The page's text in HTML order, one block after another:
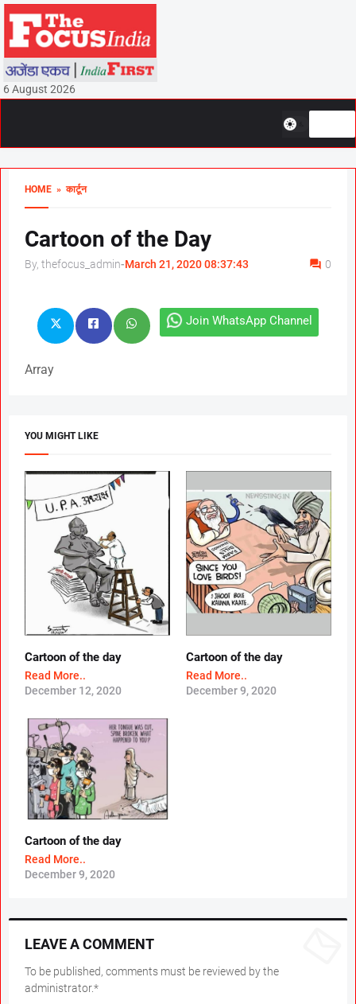
6 August 2026
HOME » कार्टून
Cartoon of the Day
By, thefocus_admin-March 21, 2020 08:37:43 0
Join WhatsApp Channel
Array
YOU MIGHT LIKE
Cartoon of the day
Read More..
December 12, 2020
Cartoon of the day
Read More..
December 9, 2020
Cartoon of the day
Read More..
December 9, 2020
LEAVE A COMMENT
To be published, comments must be reviewed by the
administrator.*